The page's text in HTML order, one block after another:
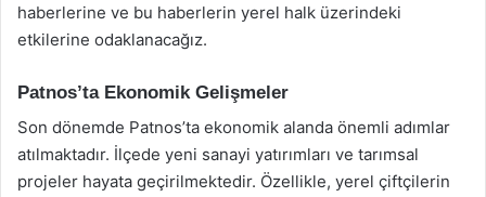
haberlerine ve bu haberlerin yerel halk üzerindeki
etkilerine odaklanacağız.
Patnos’ta Ekonomik Gelişmeler
Son dönemde Patnos’ta ekonomik alanda önemli adımlar
atılmaktadır. İlçede yeni sanayi yatırımları ve tarımsal
projeler hayata geçirilmektedir. Özellikle, yerel çiftçilerin